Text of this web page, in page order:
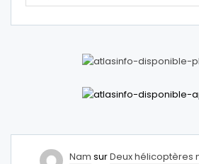
Nam surDeux hélicoptères